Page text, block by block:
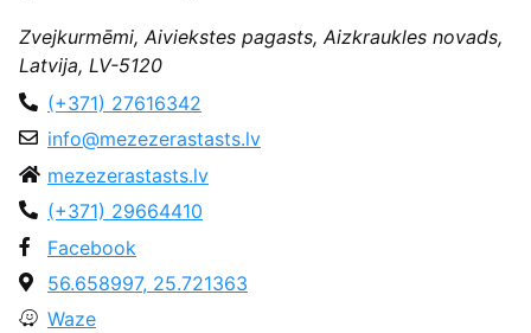
Zvejkurmēmi, Aiviekstes pagasts, Aizkraukles novads,
Latvija, LV-5120
(+371) 27616342
info@mezezerastasts.lv
mezezerastasts.lv
(+371) 29664410
Facebook
56.658997, 25.721363
Waze